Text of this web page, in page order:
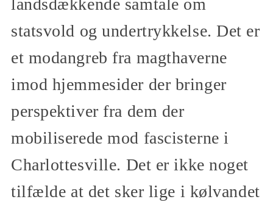
landsdækkende samtale om
statsvold og undertrykkelse. Det er
et modangreb fra magthaverne
imod hjemmesider der bringer
perspektiver fra dem der
mobiliserede mod fascisterne i
Charlottesville. Det er ikke noget
tilfælde at det sker lige i kølvandet